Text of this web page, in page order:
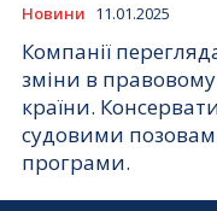
Новини 11.01.2025
Компанії
зміни в
країни.
судовими
програми.